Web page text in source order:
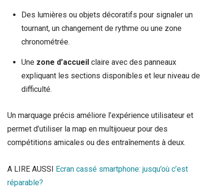
Des lumières ou objets décoratifs pour signaler un
tournant, un changement de rythme ou une zone
chronométrée.
Une zone d’accueil claire avec des panneaux
expliquant les sections disponibles et leur niveau de
difficulté.
Un marquage précis améliore l’expérience utilisateur et
permet d’utiliser la map en multijoueur pour des
compétitions amicales ou des entraînements à deux.
A LIRE AUSSI Ecran cassé smartphone: jusqu’où c’est
réparable?